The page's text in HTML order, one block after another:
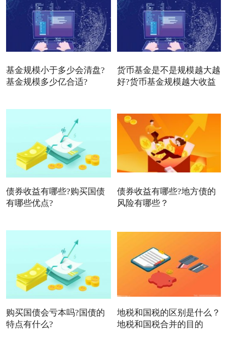
基金规模小于多少会清盘?
基金规模多少亿合适?
货币基金是不是规模越大越
好?货币基金规模越大收益
债券收益有哪些?购买国债
有哪些优点?
债券收益有哪些?地方债的
风险有哪些？
购买国债会亏本吗?国债的
特点有什么?
地税和国税的区别是什么？
地税和国税合并的目的